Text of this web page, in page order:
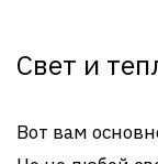
Свет и
Вот вам